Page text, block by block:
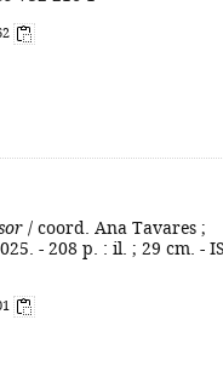
/ coord. Ana Tavares ;
- 208 p. : il. ; 29 cm. -